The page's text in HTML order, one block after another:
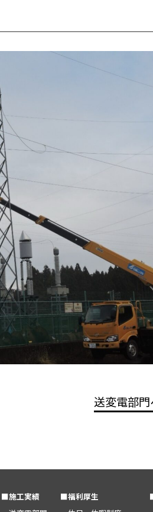
送変電部
■施工実績
■福利厚生